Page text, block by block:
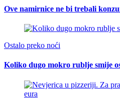
Ove namirnice ne bi trebali
Ostalo preko noći
Koliko dugo mokro rublje smije